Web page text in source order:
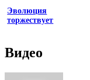
Эволюция
торжествует
Видео